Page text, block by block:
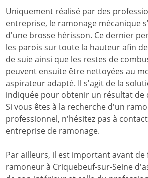
Uniquement réalisé par des
entreprise, le ramonage mécanique
d'une brosse hérisson. Ce dernier
les parois sur toute la hauteur afin
de suie ainsi que les restes de
peuvent ensuite être nettoyées au
aspirateur adapté. Il s'agit de la
indiquée pour obtenir un résultat de
Si vous êtes à la recherche d'un
professionnel, n'hésitez pas à
entreprise de ramonage.
Par ailleurs, il est important avant de
ramoneur à Criquebeuf-sur-Seine